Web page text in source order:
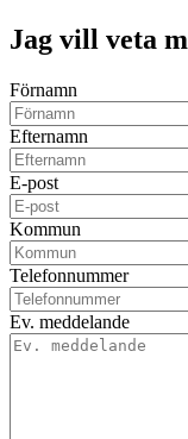
Jag vill veta
Förnamn
Efternamn
E-post
Kommun
Telefonnummer
Ev. meddelande